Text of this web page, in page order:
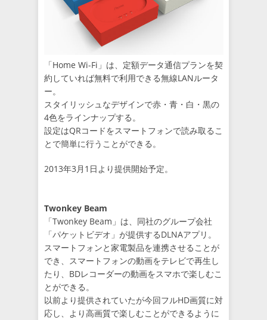
「Home Wi-Fi」は、定額データ通信プランを契
約していれば無料で利用できる無線LANルータ
ー。
スタイリッシュなデザインで赤・青・白・黒の
4色をラインナップする。
設定はQRコードをスマートフォンで読み取るこ
とで簡単に行うことができる。
2013年3月1日より提供開始予定。
Twonkey Beam
「Twonkey Beam」は、同社のグループ会社
「パケットビデオ」が提供するDLNAアプリ。
スマートフォンと家電製品を連携させることが
でき、スマートフォンの動画をテレビで再生し
たり、BDレコーダーの動画をスマホで楽しむこ
とができる。
以前より提供されていたが今回フルHD画質に対
応し、より高画質で楽しむことができるように